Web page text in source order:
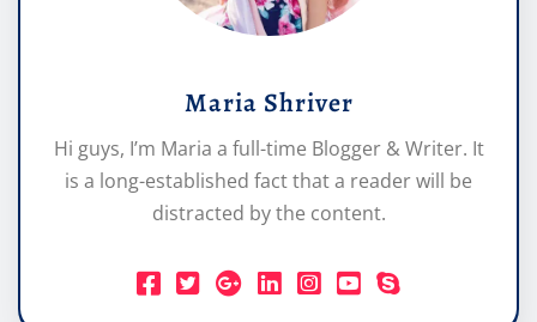
Maria Shriver
Hi guys, I’m Maria a full-time Blogger & Writer. It
is a long-established fact that a reader will be
distracted by the content.